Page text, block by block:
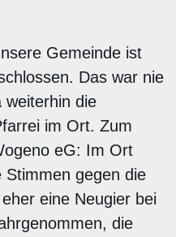
Gemeinde ist
Das war nie
weiterhin die
im Ort. Zum
eG: Im Ort
Stimmen gegen die
eine Neugier bei
die